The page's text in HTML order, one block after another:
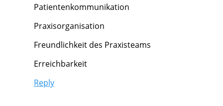
Patientenkommunikation
Praxisorganisation
Freundlichkeit des Praxisteams
Erreichbarkeit
Reply